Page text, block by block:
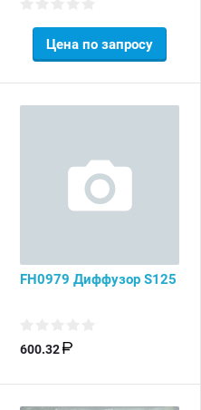
Цена по запросу
FH0979 Диффузор S125
600.32